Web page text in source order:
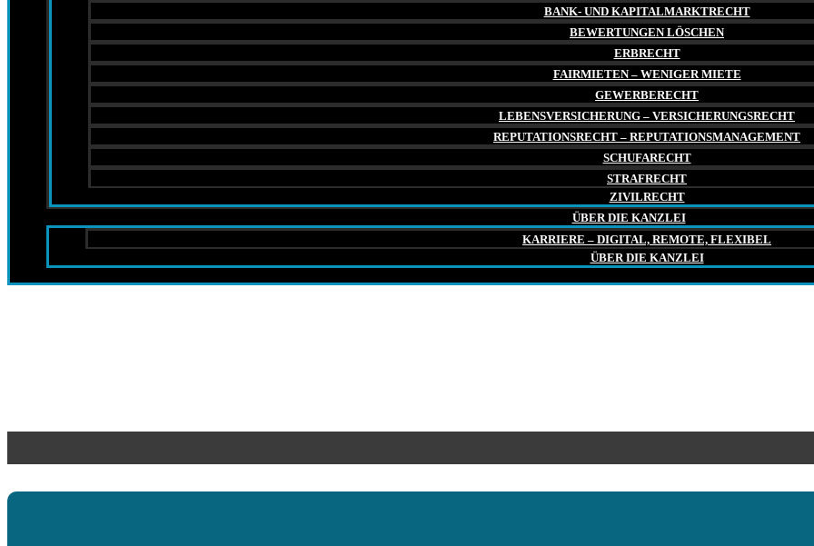
BANK- UND KAPITALMARKTRECHT
BEWERTUNGEN LÖSCHEN
ERBRECHT
FAIRMIETEN – WENIGER MIETE
GEWERBERECHT
LEBENSVERSICHERUNG – VERSICHERUNGSRECHT
REPUTATIONSRECHT – REPUTATIONSMANAGEMENT
SCHUFARECHT
STRAFRECHT
ZIVILRECHT
ÜBER DIE KANZLEI
KARRIERE – DIGITAL, REMOTE, FLEXIBEL
ÜBER DIE KANZLEI